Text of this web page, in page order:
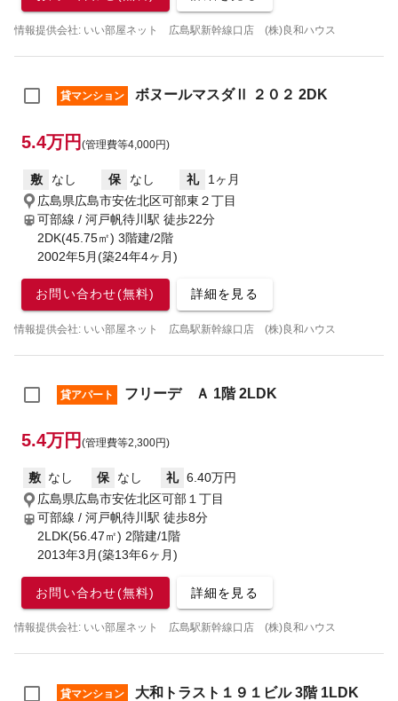
情報提供会社: いい部屋ネット 広島駅新幹線口店 (株)良和ハウス
貸マンション ボヌールマスダⅡ ２０２ 2DK
5.4万円 (管理費等4,000円)
敷 なし 保 なし 礼
1ヶ月
広島県広島市安佐北区可部東２丁目
可部線 / 河戸帆待川駅 徒歩22分
2DK(45.75㎡) 3階建/2階
2002年5月(築24年4ヶ月)
お問い合わせ(無料) 詳細を見る
情報提供会社: いい部屋ネット 広島駅新幹線口店 (株)良和ハウス
貸アパート フリーデ Ａ 1階 2LDK
5.4万円 (管理費等2,300円)
敷 なし 保 なし 礼 6.40万円
広島県広島市安佐北区可部１丁目
可部線 / 河戸帆待川駅 徒歩8分
2LDK(56.47㎡) 2階建/1階
2013年3月(築13年6ヶ月)
お問い合わせ(無料) 詳細を見る
情報提供会社: いい部屋ネット 広島駅新幹線口店 (株)良和ハウス
貸マンション 大和トラスト１９１ビル 3階 1LDK